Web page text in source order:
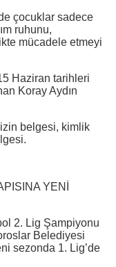
çocuklar sadece
ruhunu,
mücadele etmeyi
Haziran tarihleri
Koray Aydın
belgesi, kimlik
YENİ
2. Lig Şampiyonu
Belediyesi
sezonda 1. Lig’de